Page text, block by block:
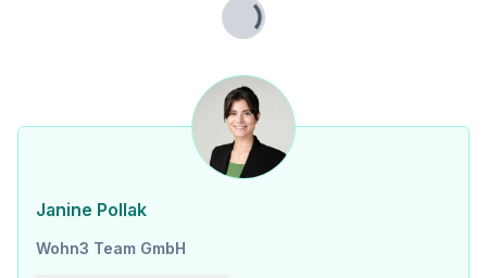
Lade...
Janine Pollak
Wohn3 Team GmbH